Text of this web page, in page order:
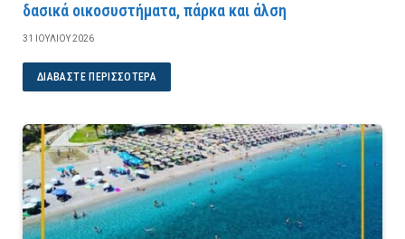
δασικά οικοσυστήματα, πάρκα και άλση
31 ΙΟΥΛΊΟΥ 2026
ΔΙΑΒΆΣΤΕ ΠΕΡΙΣΣΌΤΕΡΑ